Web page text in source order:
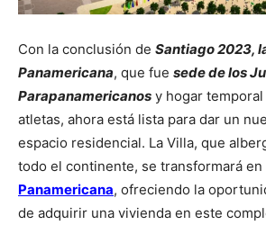
Con la conclusión de Santiago 2023,
Panamericana, que fue sede de los
Parapanamericanos y hogar
atletas, ahora está lista para dar un
espacio residencial. La Villa, que
todo el continente, se transformará en
Panamericana, ofreciendo la
de adquirir una vivienda en este